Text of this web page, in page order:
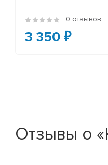
0 отзывов
3 350 ₽
Отзывы о